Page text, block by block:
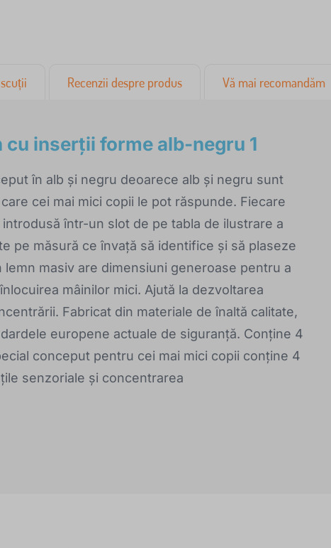
Recenzii despre produs Vă mai recomandăm
inserții forme alb-negru 1
în alb și negru deoarece alb și negru sunt
cei mai mici copii le pot răspunde. Fiecare
într-un slot de pe tabla de ilustrare a
pe măsură ce învață să identifice și să plaseze
masiv are dimensiuni generoase pentru a
mâinilor mici. Ajută la dezvoltarea
Fabricat din materiale de înaltă calitate,
europene actuale de siguranță. Conține 4
conceput pentru cei mai mici copii conține 4
senzoriale și concentrarea